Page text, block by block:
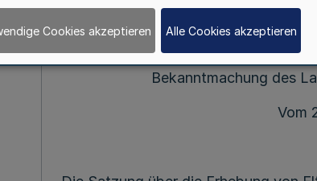
im Rahmen der
an den
Bekanntmachung des
Vom
Cookies akzeptieren Alle Cookies akzeptieren